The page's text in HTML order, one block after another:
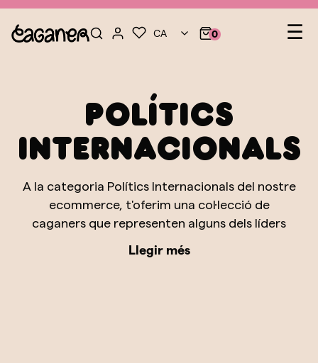
☰
CA 0
Polítics
Internacionals
A la categoria Polítics Internacionals del nostre
ecommerce, t'oferim una col·lecció de
caganers que representen alguns dels líders
Aquesta selecció està dissenyada per capturar
Llegir més